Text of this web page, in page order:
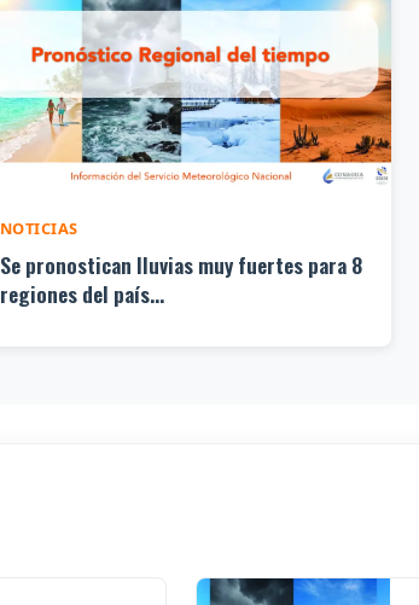
NOTICIAS
Se pronostican lluvias muy fuertes para 8
regiones del país...